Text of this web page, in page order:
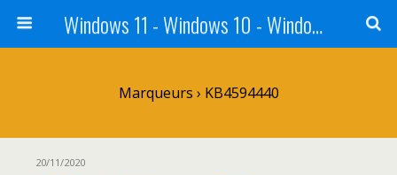
Windows 11 - Windows 10 - Windows 8 - Windows 7 - VISTA
Marqueurs › KB4594440
20/11/2020